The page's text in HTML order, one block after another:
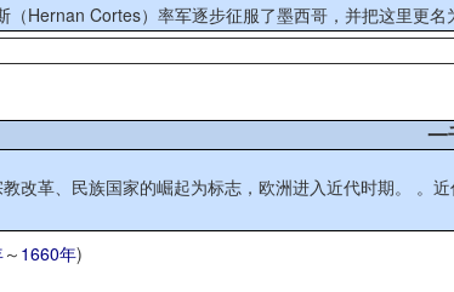
（Hernan Cortes）率军逐步征服了墨西哥，并把这里更
一
改革、民族国家的崛起为标志，欧洲进入近代时期。
～ 1660年)